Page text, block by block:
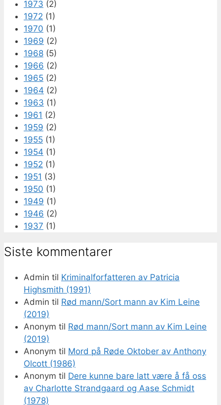
1973 (2)
1972 (1)
1970 (1)
1969 (2)
1968 (5)
1966 (2)
1965 (2)
1964 (2)
1963 (1)
1961 (2)
1959 (2)
1955 (1)
1954 (1)
1952 (1)
1951 (3)
1950 (1)
1949 (1)
1946 (2)
1937 (1)
Siste kommentarer
Admin til Kriminalforfatteren av Patricia
Highsmith (1991)
Admin til Rød mann/Sort mann av Kim Leine
(2019)
Anonym til Rød mann/Sort mann av Kim Leine
(2019)
Anonym til Mord på Røde Oktober av Anthony
Olcott (1986)
Anonym til Dere kunne bare latt være å få oss
av Charlotte Strandgaard og Aase Schmidt
(1978)